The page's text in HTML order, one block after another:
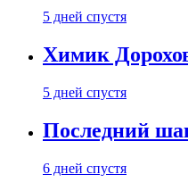
5 дней спустя
Химик
5 дней спустя
Последний
6 дней спустя